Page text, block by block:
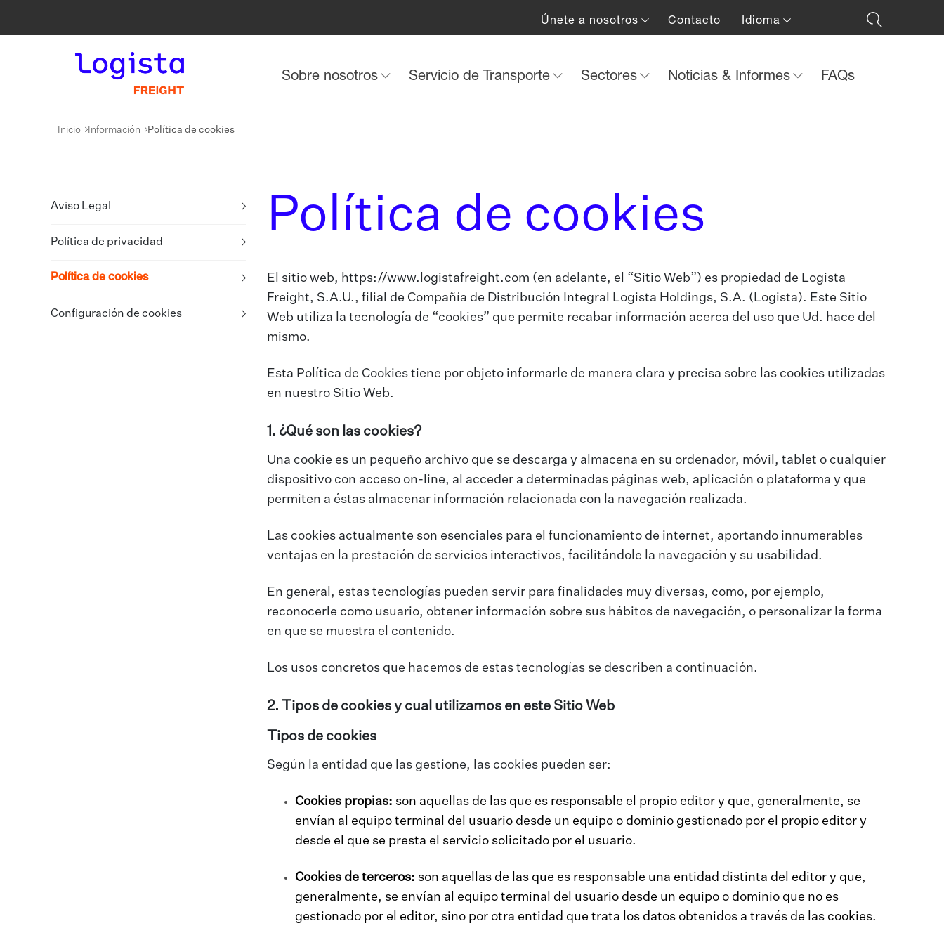
Únete a nosotros Contacto Idioma
Sobre nosotros Servicio de Transporte Sectores Noticias & Informes FAQs
Inicio Información Política de cookies
Aviso Legal
Política de privacidad
Política de cookies
Configuración de cookies
Política de cookies
El sitio web, https://www.logistafreight.com (en adelante, el “Sitio Web”) es propiedad de Logista
Freight, S.A.U., filial de Compañía de Distribución Integral Logista Holdings, S.A. (Logista). Este Sitio
Web utiliza la tecnología de “cookies” que permite recabar información acerca del uso que Ud. hace del
mismo.
Esta Política de Cookies tiene por objeto informarle de manera clara y precisa sobre las cookies utilizadas
en nuestro Sitio Web.
1. ¿Qué son las cookies?
Una cookie es un pequeño archivo que se descarga y almacena en su ordenador, móvil, tablet o cualquier
dispositivo con acceso on-line, al acceder a determinadas páginas web, aplicación o plataforma y que
permiten a éstas almacenar información relacionada con la navegación realizada.
Las cookies actualmente son esenciales para el funcionamiento de internet, aportando innumerables
ventajas en la prestación de servicios interactivos, facilitándole la navegación y su usabilidad.
En general, estas tecnologías pueden servir para finalidades muy diversas, como, por ejemplo,
reconocerle como usuario, obtener información sobre sus hábitos de navegación, o personalizar la forma
en que se muestra el contenido.
Los usos concretos que hacemos de estas tecnologías se describen a continuación.
2. Tipos de cookies y cual utilizamos en este Sitio Web
Tipos de cookies
Según la entidad que las gestione, las cookies pueden ser:
Cookies propias: son aquellas de las que es responsable el propio editor y que, generalmente, se
envían al equipo terminal del usuario desde un equipo o dominio gestionado por el propio editor y
desde el que se presta el servicio solicitado por el usuario.
Cookies de terceros: son aquellas de las que es responsable una entidad distinta del editor y que,
generalmente, se envían al equipo terminal del usuario desde un equipo o dominio que no es
gestionado por el editor, sino por otra entidad que trata los datos obtenidos a través de las cookies.